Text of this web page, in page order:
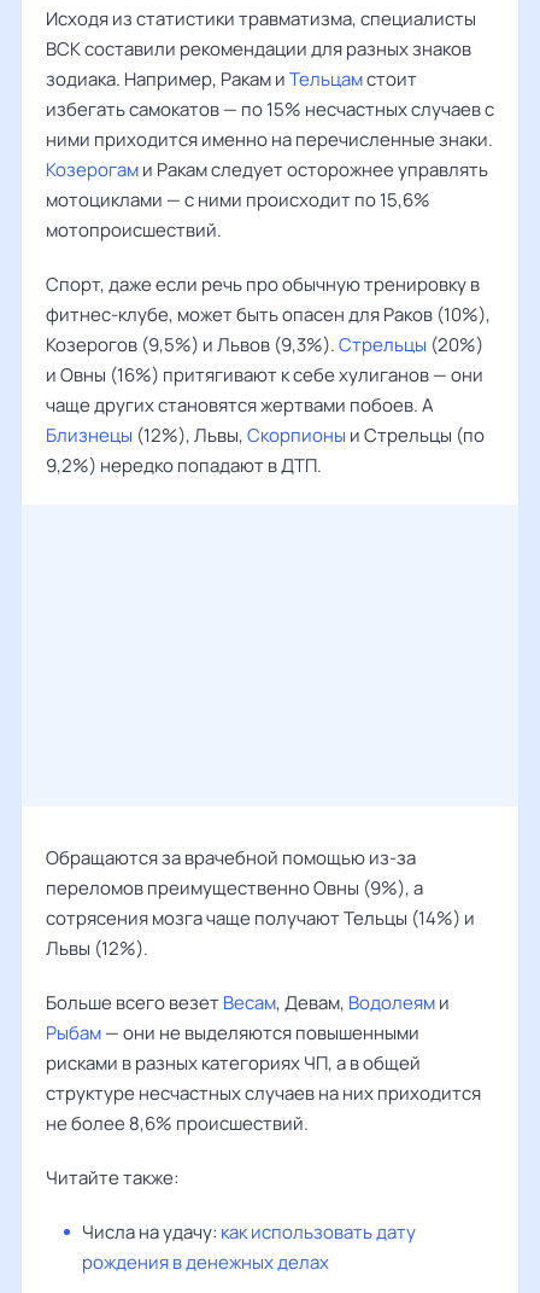
Исходя из статистики травматизма, специалисты
ВСКсоставили рекомендации для разных знаков
зодиака. Например, Ракам иТельцамстоит
избегать самокатов — по 15% несчастных случаев с
ними приходится именно на перечисленные знаки.
Козерогами Ракам следует осторожнее управлять
мотоциклами — с ними происходит по 15,6%
мотопроисшествий.
Спорт, даже если речь про обычную тренировку в
фитнес-клубе, может быть опасен для Раков (10%),
Козерогов (9,5%) и Львов (9,3%).Стрельцы (20%)
и Овны (16%) притягивают к себе хулиганов — они
чаще других становятся жертвами побоев. А
Близнецы (12%), Львы,Скорпионы и Стрельцы (по
9,2%) нередко попадают в ДТП.
Обращаются за врачебной помощью из-за
переломов преимущественно Овны (9%), а
сотрясения мозга чаще получают Тельцы (14%) и
Львы (12%).
Больше всего везетВесам, Девам, Водолеями
Рыбам— они не выделяются повышенными
рисками в разных категориях ЧП, а в общей
структуре несчастных случаев на них приходится
не более 8,6% происшествий.
Читайте также:
Числа на удачу: как использовать дату
рождения в денежных делах